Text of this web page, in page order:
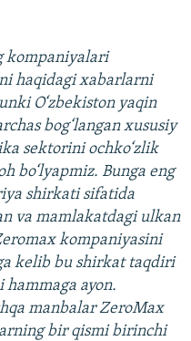
kompaniyalari
haqidagi xabarlarni
O‘zbekiston yaqin
bog‘langan xususiy
sektorini ochko‘zlik
bo‘lyapmiz. Bunga eng
shirkati sifatida
va mamlakatdagi ulkan
kompaniyasini
kelib bu shirkat taqdiri
ayon.
manbalar ZeroMax
bir qismi birinchi